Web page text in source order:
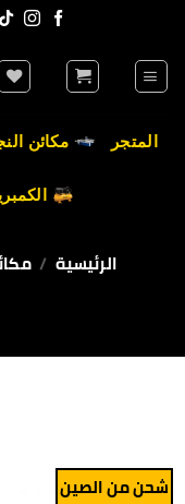
المتجر مكائن
الرئيسية /
شحن من الصين